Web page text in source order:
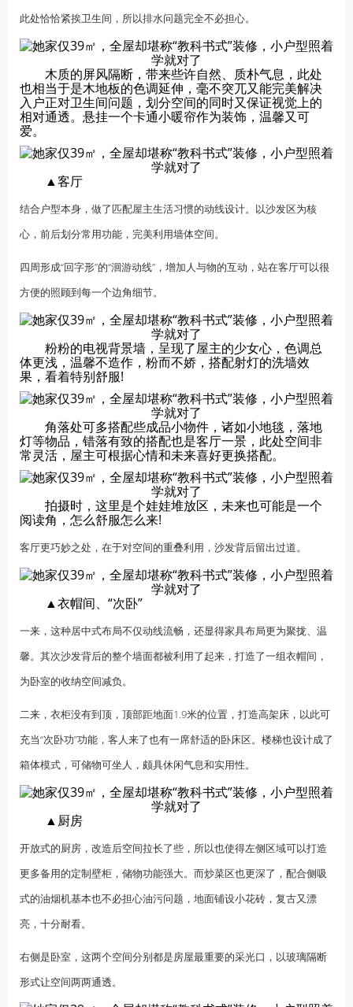
此处恰恰紧挨卫生间，所以排水问题完全不必担心。
木质的屏风隔断，带来些许自然、质朴气息，此处
也相当于是木地板的色调延伸，毫不突兀又能完美解决
入户正对卫生间问题，划分空间的同时又保证视觉上的
相对通透。悬挂一个卡通小暖帘作为装饰，温馨又可
爱。
▲客厅
结合户型本身，做了匹配屋主生活习惯的动线设计。以沙发区为核
心，前后划分常用功能，完美利用墙体空间。
四周形成“回字形”的“洄游动线”，增加人与物的互动，站在客厅可以很
方便的照顾到每一个边角细节。
粉粉的电视背景墙，呈现了屋主的少女心，色调总
体更浅，温馨不造作，粉而不娇，搭配射灯的洗墙效
果，看着特别舒服!
角落处可多搭配些成品小物件，诸如小地毯，落地
灯等物品，错落有致的搭配也是客厅一景，此处空间非
常灵活，屋主可根据心情和未来喜好更换搭配。
拍摄时，这里是个娃娃堆放区，未来也可能是一个
阅读角，怎么舒服怎么来!
客厅更巧妙之处，在于对空间的重叠利用，沙发背后留出过道。
▲衣帽间、“次卧”
一来，这种居中式布局不仅动线流畅，还显得家具布局更为聚拢、温
馨。其次沙发背后的整个墙面都被利用了起来，打造了一组衣帽间，
为卧室的收纳空间减负。
二来，衣柜没有到顶，顶部距地面1.9米的位置，打造高架床，以此可
充当“次卧功”功能，客人来了也有一席舒适的卧床区。楼梯也设计成了
箱体模式，可储物可坐人，颇具休闲气息和实用性。
▲厨房
开放式的厨房，改造后空间拉长了些，所以也使得左侧区域可以打造
更多备用的定制壁柜，储物功能强大。而炒菜区也更深了，配合侧吸
式的油烟机基本也不必担心油污问题，地面铺设小花砖，复古又漂
亮，十分耐看。
右侧是卧室，这两个空间分别都是房屋最重要的采光口，以玻璃隔断
形式让空间两两通透。